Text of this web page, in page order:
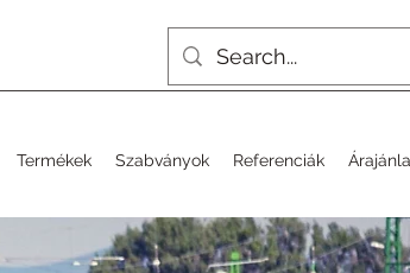
Termékek Szabványok Referenciák